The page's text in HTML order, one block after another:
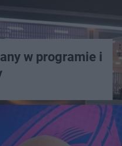
w programie i